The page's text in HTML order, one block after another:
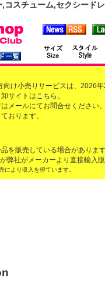
コスチューム,セクシード
け小売りサービスは、2026
サイトはこちら 。
メールにてお問合せください。
おります。
を販売している場合があります
弊社がメーカーより直接輸入
より収入を得ています。